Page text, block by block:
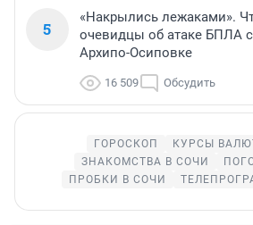
5
«Накрылись лежаками».
очевидцы об атаке БПЛА
Архипо-Осиповке
16 509 Обсудить
ГОРОСКОП
КУРСЫ
ЗНАКОМСТВА В СОЧИ
ПРОБКИ В СОЧИ